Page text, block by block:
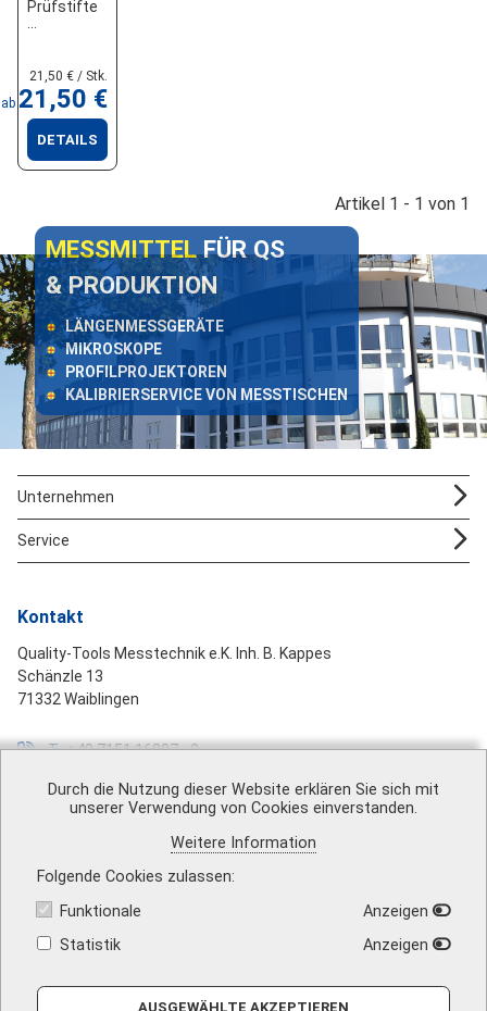
Durch die Nutzung dieser Website erklären Sie sich mit
unserer Verwendung von Cookies einverstanden.
Weitere Information
Folgende Cookies zulassen
Funktionale
Anzeigen
Statistik
Anzeigen
AUSGEWÄHLTE AKZEPTIEREN
Prüfstifte
21,50 € / Stk.
ab 21,50 €
DETAILS
Artikel 1 - 1 von 1
MESSMITTELFÜR QS
& PRODUKTION
LÄNGENMESSGERÄTE
MIKROSKOPE
PROFILPROJEKTOREN
KALIBRIERSERVICE VON MESSTISCHEN
Kontakt
Quality-Tools Messtechnik e.K. Inh. B. Kappes
Schänzle 13
71332 Waiblingen
T +49 7151 16887 - 0
F
+49 7151 16887 - 99
mail@quality-tools.de
Unternehmen
Service
Über uns Barrierefreiheit
Vertrag widerrufen
Kontakt